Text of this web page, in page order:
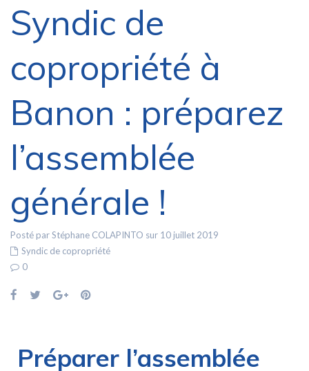
Syndic de
copropriété à
Banon : préparez
l’assemblée
générale !
Posté par Stéphane COLAPINTO sur 10 juillet 2019
Syndic de copropriété
0
Préparer l’assemblée